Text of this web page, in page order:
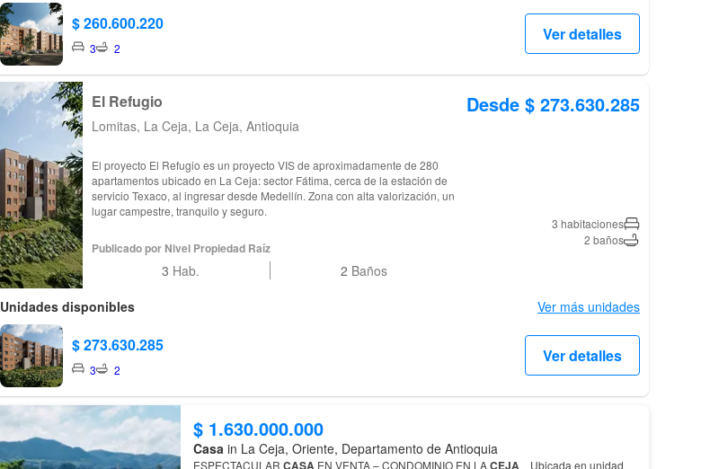
$ 260.600.220
3 2
Ver detalles
El Refugio
Lomitas, La Ceja, La Ceja, Antioquia
El proyecto El Refugio es un proyecto VIS de aproximadamente de 280
apartamentos ubicado en La Ceja: sector Fátima, cerca de la estación de
servicio Texaco, al ingresar desde Medellín. Zona con alta valorización, un
lugar campestre, tranquilo y seguro.
Publicado por Nivel Propiedad Raíz
3 Hab. 2 Baños
Desde $ 273.630.285
3 habitaciones
2 baños
Unidades disponibles Ver más unidades
$ 273.630.285
3 2
Ver detalles
$ 1.630.000.000
Casa in La Ceja, Oriente, Departamento de Antioquia
ESPECTACULAR CASA EN VENTA – CONDOMINIO EN LACEJA